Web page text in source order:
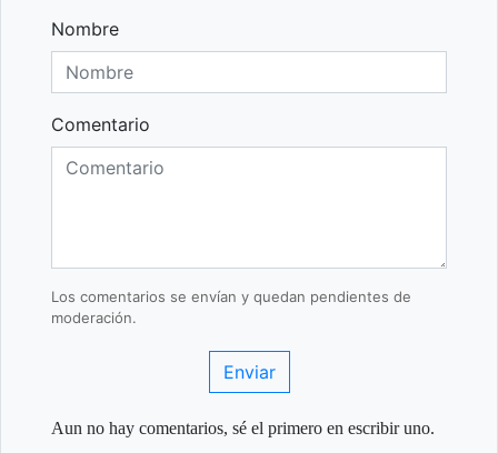
Nombre
Comentario
Los comentarios se envían y quedan pendientes de
moderación.
Enviar
Aun no hay comentarios, sé el primero en escribir uno.